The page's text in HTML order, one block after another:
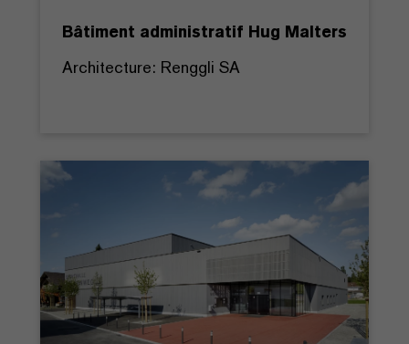
Bâtiment administratif Hug Malters
Architecture: Renggli SA